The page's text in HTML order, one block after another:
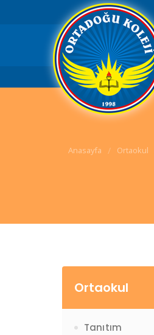
Anasayfa / Ortaokul
Ortaokul
Tanıtım